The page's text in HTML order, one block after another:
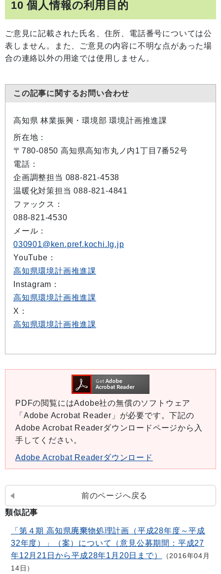
10 個人情報の利用目的
ご意見に記載された氏名、住所、電話番号については公
表しません。また、ご意見の内容に不明な点があった場
合の連絡以外の用途では使用しません。
この記事に関するお問い合わせ
高知県 林業振興・環境部 環境計画推進課
所在地：
〒780-0850 高知県高知市丸ノ内1丁目7番52号
電話：
企画調整担当 088-821-4538
温暖化対策担当 088-821-4841
ファックス：
088-821-4530
メール：
030901@ken.pref.kochi.lg.jp
YouTube：
高知県環境計画推進課
Instagram：
高知県環境計画推進課
X：
高知県環境計画推進課
PDFの閲覧にはAdobe社の無償のソフトウェア
「Adobe Acrobat Reader」が必要です。下記の
Adobe Acrobat Readerダウンロードページから入
手してください。
Adobe Acrobat Readerダウンロード
前のページへ戻る
類似記事
「第４期 高知県廃棄物処理計画（平成28年度～平成
32年度）」（案）について（意見公募期間：平成27
年12月21日から平成28年1月20日まで）
2016年04月
14日